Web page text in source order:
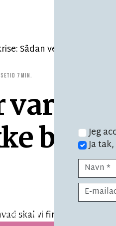
Jeg
Ja tak,
7 MIN.
LÆSETID 2 MIN.